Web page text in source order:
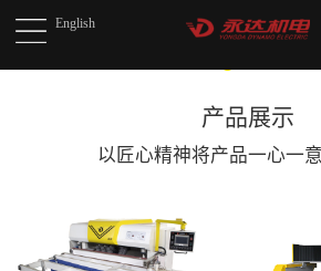
English
产品展示
以匠心精神将产品一心一